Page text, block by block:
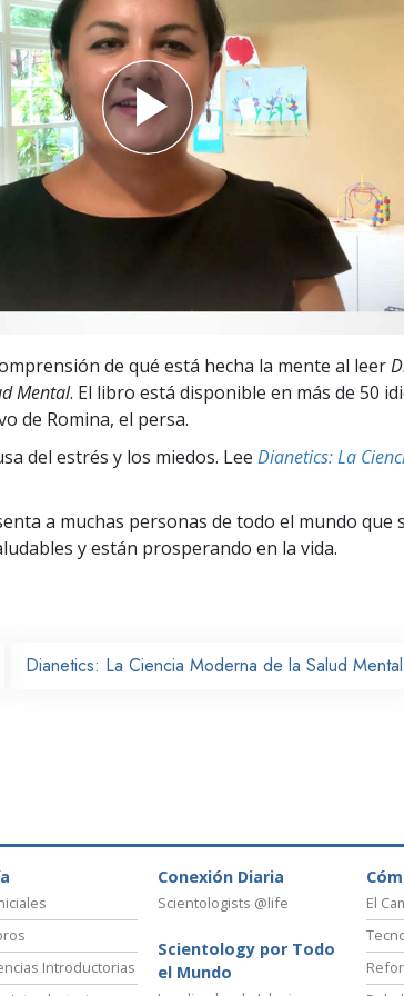
de qué está hecha la mente al leer
Mental. El libro está disponible en más de 50
de Romina, el persa.
del estrés y los miedos. Lee Dianetics: La
a muchas personas de todo el mundo que
y están prosperando en la vida.
Dianetics: La Ciencia Moderna de la Salud Mental
Introductorias
Conexión Diaria
Scientologists @life
Scientology por Todo
el Mundo
El